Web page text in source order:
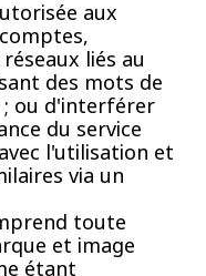
aux
liés au
des mots de
ou d'interférer
du service
l'utilisation et
via un
toute
et image
étant